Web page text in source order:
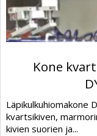
Kone
Läpikulkuhiomakone
kvartsikiven,
kivien suorien ja...